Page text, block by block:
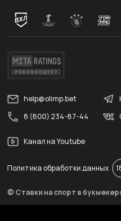
help@olimp.bet
8 (800) 234-87-44
Канал на Youtube
Политика обработки данных
© Ставки на спорт в